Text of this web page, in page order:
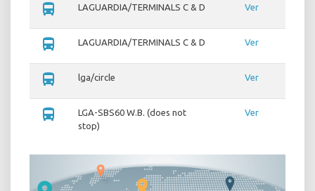
directions_bus LAGUARDIA/TERMINALS C & D Ver
directions_bus LAGUARDIA/TERMINALS C & D Ver
directions_bus lga/circle Ver
directions_bus
LGA-SBS60 W.B. (does not
stop)
Ver